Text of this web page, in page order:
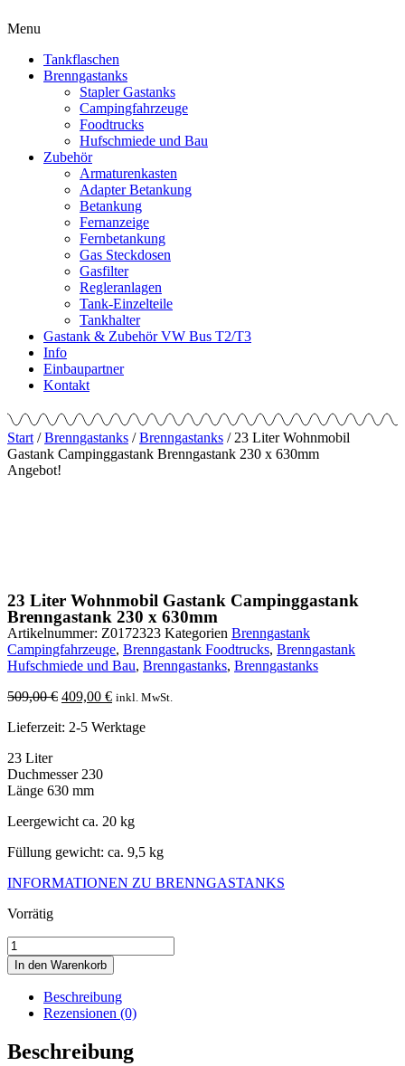
Menu
Tankflaschen
Brenngastanks
Stapler Gastanks
Campingfahrzeuge
Foodtrucks
Hufschmiede und Bau
Zubehör
Armaturenkasten
Adapter Betankung
Betankung
Fernanzeige
Fernbetankung
Gas Steckdosen
Gasfilter
Regleranlagen
Tank-Einzelteile
Tankhalter
Gastank & Zubehör VW Bus T2/T3
Info
Einbaupartner
Kontakt
Start /Brenngastanks /Brenngastanks / 23 Liter Wohnmobil
Gastank Campinggastank Brenngastank 230 x 630mm
Angebot!
23 Liter Wohnmobil Gastank Campinggastank
Brenngastank 230 x 630mm
Artikelnummer: Z0172323 Kategorien Brenngastank
Campingfahrzeuge, Brenngastank Foodtrucks, Brenngastank
Hufschmiede und Bau, Brenngastanks, Brenngastanks
509,00€ Ursprünglicher
war:
409,00 €Aktueller
ist:
inkl. MwSt.
Lieferzeit: 2-5 Werktage
23 Liter
Duchmesser 230
Länge 630 mm
Leergewicht ca. 20 kg
Füllung gewicht: ca. 9,5 kg
INFORMATIONEN ZU BRENNGASTANKS
Vorrätig
23
Liter
Wohnmobil
Gastank
Campinggastank
Brenngastank
230
x
In den Warenkorb
Beschreibung
Rezensionen (0)
Beschreibung